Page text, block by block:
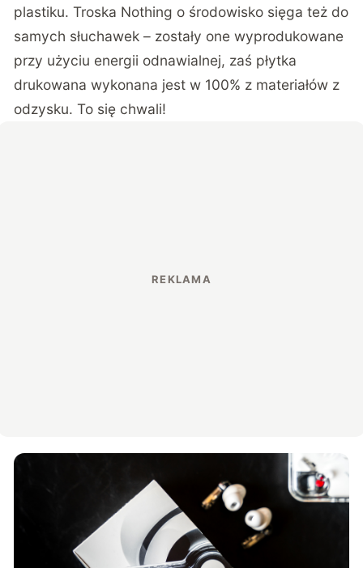
plastiku. Troska Nothing o środowisko sięga też do
samych słuchawek – zostały one wyprodukowane
przy użyciu energii odnawialnej, zaś płytka
drukowana wykonana jest w 100% z materiałów z
odzysku. To się chwali!